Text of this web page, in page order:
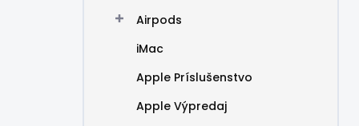
Airpods
iMac
Apple Príslušenstvo
Apple Výpredaj